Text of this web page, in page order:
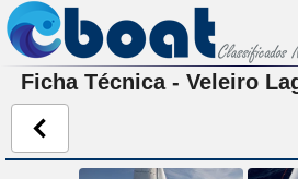
Ficha Técnica - Veleiro